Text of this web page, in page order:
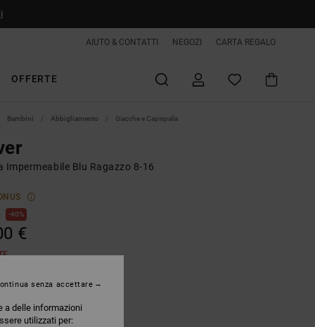
AIUTO & CONTATTI NEGOZI CARTA REGALO
OFFERTE
Bambini Abbigliamento Giacche e Capispalla
Impermeabile Blu Ragazzo 8-16
40%
€
a delle informazioni
utilizzati per:
senza accettare